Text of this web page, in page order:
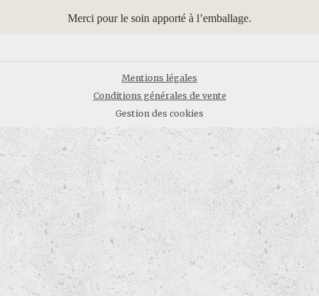
Merci pour le soin apporté à l’emballage.
Mentions légales
Conditions générales de vente
Gestion des cookies